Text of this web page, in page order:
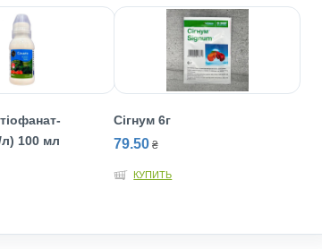
л) 100 мл
Сiгнум 6г
79.50 ₴
КУПИТЬ